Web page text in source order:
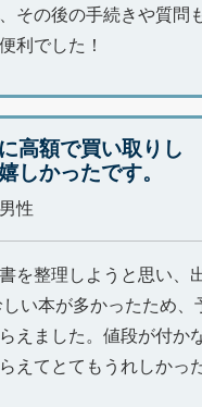
その後の手続きや質問
利でした！
高額で買い取りし
しかったです。
性
を整理しようと思い、
い本が多かったため、
えました。値段が付か
えてとてもうれしかっ